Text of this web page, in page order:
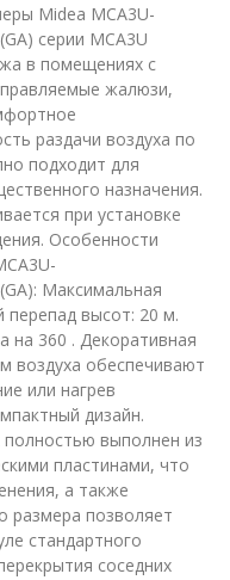
Midea MCA3U-
серии MCA3U
в помещениях с
жалюзи,
раздачи воздуха по
подходит для
назначения.
при установке
Особенности
Максимальная
перепад высот: 20 м.
на 360 . Декоративная
воздуха обеспечивают
или нагрев
дизайн.
полностью выполнен из
пластинами, что
а также
размера позволяет
стандартного
соседних